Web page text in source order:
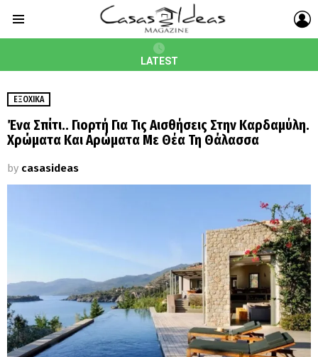
LATEST
ΕΞΟΧΙΚΆ
Ένα Σπίτι.. Γιορτή Για Τις Αισθήσεις Στην Καρδαμύλη.
Χρώματα Και Αρώματα Με Θέα Τη Θάλασσα
by casasideas